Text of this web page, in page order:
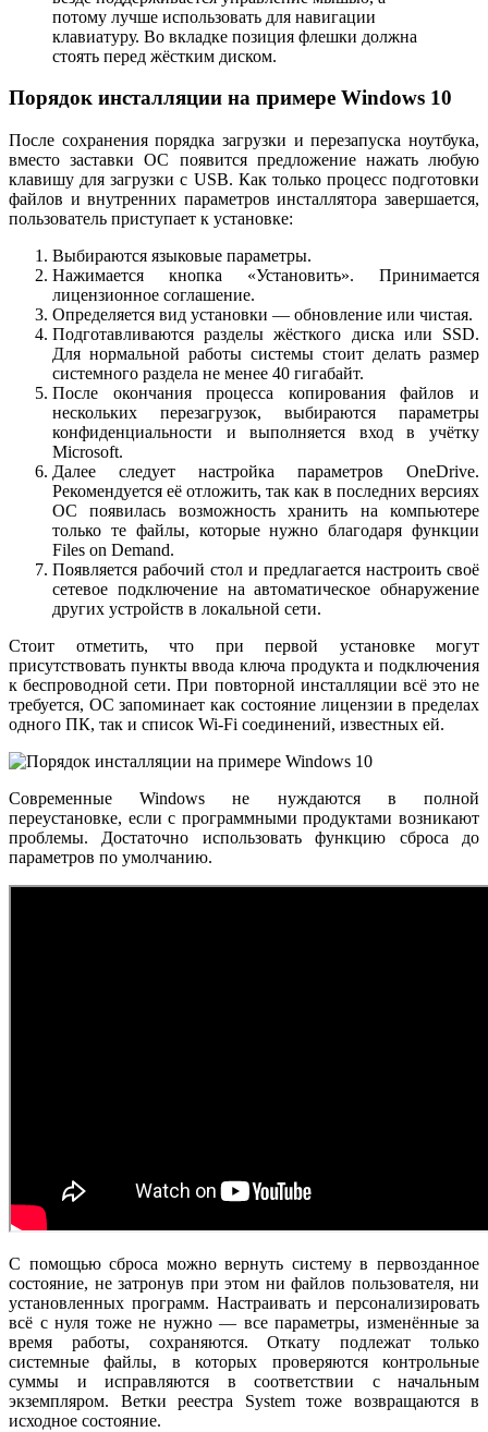
потому лучше использовать для навигации
клавиатуру. Во вкладке позиция флешки должна
стоять перед жёстким диском.
Порядок инсталляции на примере Windows 10
После сохранения порядка загрузки и перезапуска ноутбука,
вместо заставки ОС появится предложение нажать любую
клавишу для загрузки с USB. Как только процесс подготовки
файлов и внутренних параметров инсталлятора завершается,
пользователь приступает к установке:
Выбираются языковые параметры.
Нажимается кнопка «Установить». Принимается
лицензионное соглашение.
Определяется вид установки — обновление или чистая.
Подготавливаются разделы жёсткого диска или SSD.
Для нормальной работы системы стоит делать размер
системного раздела не менее 40 гигабайт.
После окончания процесса копирования файлов и
нескольких перезагрузок, выбираются параметры
конфиденциальности и выполняется вход в учётку
Microsoft.
Далее следует настройка параметров OneDrive.
Рекомендуется её отложить, так как в последних версиях
ОС появилась возможность хранить на компьютере
только те файлы, которые нужно благодаря функции
Files on Demand.
Появляется рабочий стол и предлагается настроить своё
сетевое подключение на автоматическое обнаружение
других устройств в локальной сети.
Стоит отметить, что при первой установке могут
присутствовать пункты ввода ключа продукта и подключения
к беспроводной сети. При повторной инсталляции всё это не
требуется, ОС запоминает как состояние лицензии в пределах
одного ПК, так и список Wi-Fi соединений, известных ей.
Современные Windows не нуждаются в полной
переустановке, если с программными продуктами возникают
проблемы. Достаточно использовать функцию сброса до
параметров по умолчанию.
С помощью сброса можно вернуть систему в первозданное
состояние, не затронув при этом ни файлов пользователя, ни
установленных программ. Настраивать и персонализировать
всё с нуля тоже не нужно — все параметры, изменённые за
время работы, сохраняются. Откату подлежат только
системные файлы, в которых проверяются контрольные
суммы и исправляются в соответствии с начальным
экземпляром. Ветки реестра System тоже возвращаются в
исходное состояние.